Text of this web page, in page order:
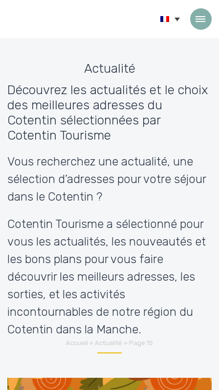
Actualité
Découvrez les actualités et le choix
des meilleures adresses du
Cotentin sélectionnées par
Cotentin Tourisme
Vous recherchez une actualité, une
sélection d’adresses pour votre séjour
dans le Cotentin ?
Cotentin Tourisme a sélectionné pour
vous les actualités, les nouveautés et
les bons plans pour vous faire
découvrir les meilleurs adresses, les
sorties, et les activités
incontournables de notre région du
Cotentin dans la Manche.
Accueil » Actualité » Page 15